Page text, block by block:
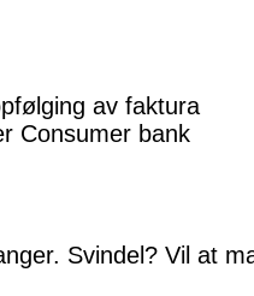
av faktura
Consumer bank
Svindel? Vil at